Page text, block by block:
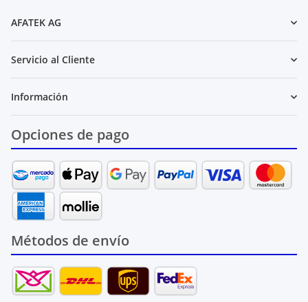
AFATEK AG
Servicio al Cliente
Información
Opciones de pago
Métodos de envío